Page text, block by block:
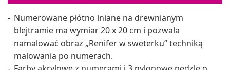
Numerowane płótno lniane na drewnianym
blejtramie ma wymiar 20 x 20 cm i pozwala
namalować obraz „Renifer w sweterku” techniką
malowania po numerach.